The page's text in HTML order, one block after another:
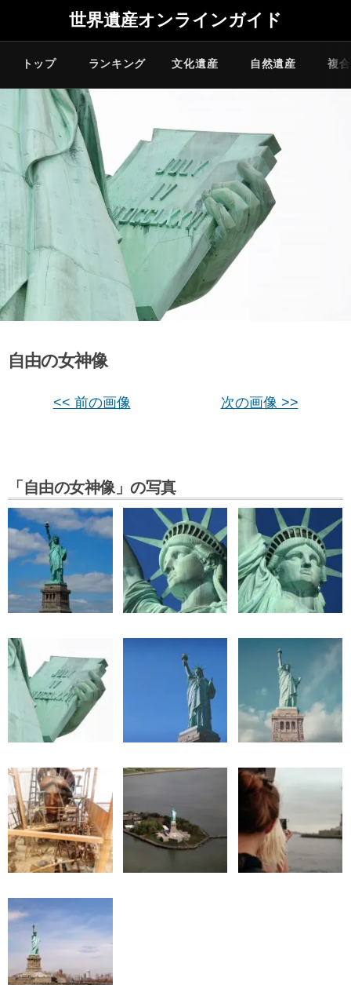
世界遺産オンラインガイド
トップ ランキング 文化遺産 自然遺産 複
自由の女神像
<< 前の画像 次の画像 >>
「自由の女神像」の写真